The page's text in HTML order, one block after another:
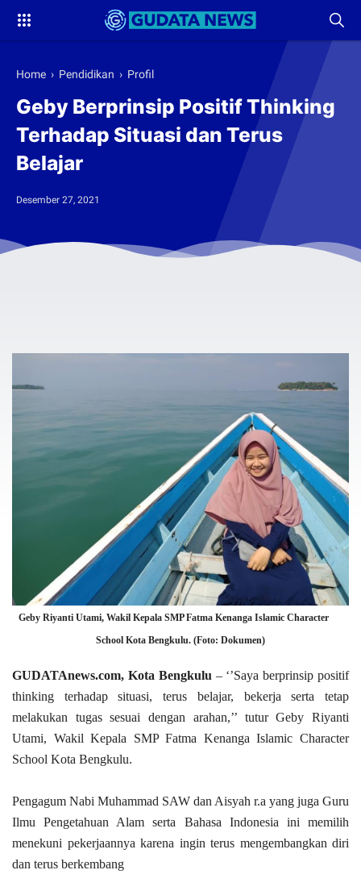
Home › Pendidikan › Profil
Geby Berprinsip Positif Thinking
Terhadap Situasi dan Terus
Belajar
Desember 27, 2021
Geby Riyanti Utami, Wakil Kepala SMP Fatma Kenanga Islamic Character
School Kota Bengkulu. (Foto: Dokumen)
GUDATAnews.com, Kota Bengkulu – ‘’Saya berprinsip positif
thinking terhadap situasi, terus belajar, bekerja serta tetap
melakukan tugas sesuai dengan arahan,’’ tutur Geby Riyanti
Utami, Wakil Kepala SMP Fatma Kenanga Islamic Character
School Kota Bengkulu.
Pengagum Nabi Muhammad SAW dan Aisyah r.a yang juga Guru
Ilmu Pengetahuan Alam serta Bahasa Indonesia ini memilih
menekuni pekerjaannya karena ingin terus mengembangkan diri
dan terus berkembang